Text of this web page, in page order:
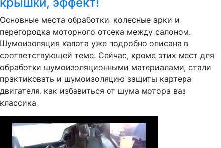
Основные места обработки: колесные арки и
перегородка моторного отсека между салоном.
Шумоизоляция капота уже подробно описана в
соответствующей теме. Сейчас, кроме этих мест для
обработки шумоизоляционными материалами, стали
практиковать и шумоизоляцию защиты картера
двигателя. как избавиться от шума мотора ваз
классика.